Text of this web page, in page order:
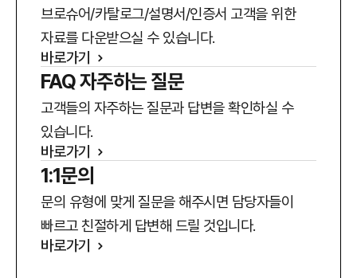
브로슈어/카탈로그/설명서/인증서 고객을 위한
자료를 다운받으실 수 있습니다.
바로가기
FAQ 자주하는 질문
고객들의 자주하는 질문과 답변을 확인하실 수
있습니다.
바로가기
1:1문의
문의 유형에 맞게 질문을 해주시면 담당자들이
빠르고 친절하게 답변해 드릴 것입니다.
바로가기